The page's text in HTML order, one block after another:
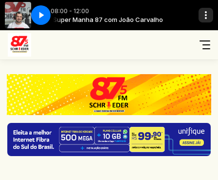
08:00 - 12:00
Super Manha 87 com João Carvalho